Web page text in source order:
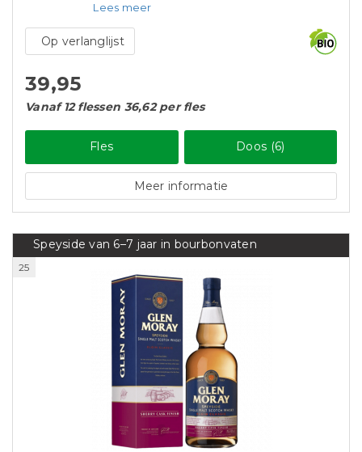
Lees meer
Op verlanglijst
39,95
Vanaf 12 flessen 36,62 per fles
Fles Doos (6)
Meer informatie
Speyside van 6–7 jaar in bourbonvaten
25